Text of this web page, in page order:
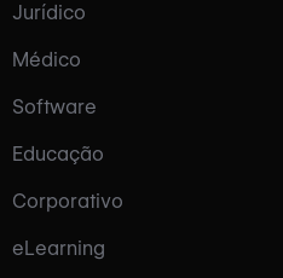
Jurídico
Médico
Software
Educação
Corporativo
eLearning